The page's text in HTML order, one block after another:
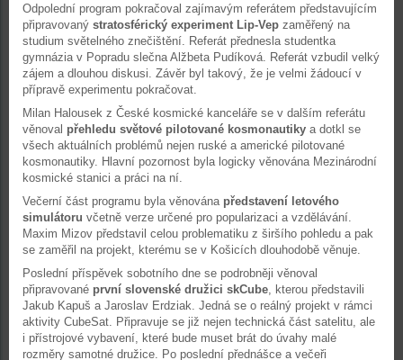
Odpolední program pokračoval zajímavým referátem představujícím
připravovaný stratosférický experiment Lip-Vep zaměřený na
studium světelného znečištění. Referát přednesla studentka
gymnázia v Popradu slečna Alžbeta Pudíková. Referát vzbudil velký
zájem a dlouhou diskusi. Závěr byl takový, že je velmi žádoucí v
přípravě experimentu pokračovat.
Milan Halousek z České kosmické kanceláře se v dalším referátu
věnoval přehledu světové pilotované kosmonautiky a dotkl se
všech aktuálních problémů nejen ruské a americké pilotované
kosmonautiky. Hlavní pozornost byla logicky věnována Mezinárodní
kosmické stanici a práci na ní.
Večerní část programu byla věnována představení letového
simulátoru včetně verze určené pro popularizaci a vzdělávání.
Maxim Mizov představil celou problematiku z širšího pohledu a pak
se zaměřil na projekt, kterému se v Košicích dlouhodobě věnuje.
Poslední příspěvek sobotního dne se podrobněji věnoval
připravované první slovenské družici skCube , kterou představili
Jakub Kapuš a Jaroslav Erdziak. Jedná se o reálný projekt v rámci
aktivity CubeSat. Připravuje se již nejen technická část satelitu, ale
i přístrojové vybavení, které bude muset brát do úvahy malé
rozměry samotné družice. Po poslední přednášce a večeři